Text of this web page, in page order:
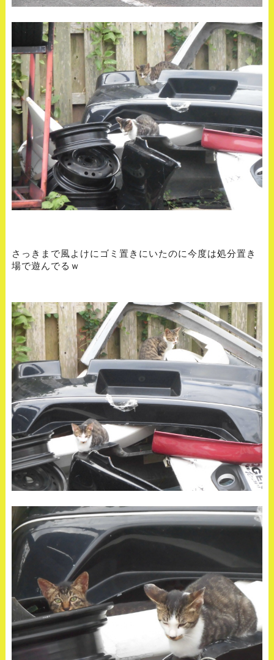
さっきまで風よけにゴミ置きにいたのに今度は処分置き
場で遊んでるｗ